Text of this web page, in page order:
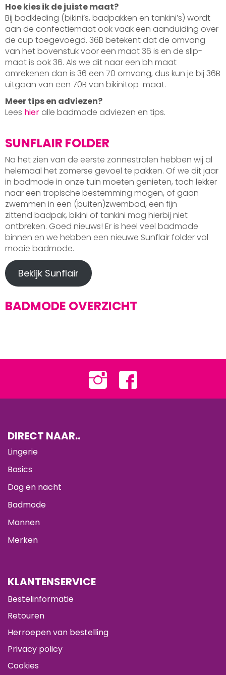
Hoe kies ik de juiste maat?
Bij badkleding (bikini’s, badpakken en tankini’s) wordt
aan de confectiemaat ook vaak een aanduiding over
de cup toegevoegd. 36B betekent dat de omvang
van het bovenstuk voor een maat 36 is en de slip-
maat is ook 36. Als we dit naar een bh maat
omrekenen dan is 36 een 70 omvang, dus kun je bij 36B
uitgaan van een 70B van bikinitop-maat.
Meer tips en adviezen?
Lees hier alle badmode adviezen en tips.
SUNFLAIR FOLDER
Na het zien van de eerste zonnestralen hebben wij al
helemaal het zomerse gevoel te pakken. Of we dit jaar
in badmode in onze tuin moeten genieten, toch lekker
naar een tropische bestemming mogen, of gaan
zwemmen in een (buiten)zwembad, een fijn
zittend badpak, bikini of tankini mag hierbij niet
ontbreken. Goed nieuws! Er is heel veel badmode
binnen en we hebben een nieuwe Sunflair folder vol
mooie badmode.
Bekijk Sunflair
BADMODE OVERZICHT
DIRECT NAAR..
Lingerie
Basics
Dag en nacht
Badmode
Mannen
Merken
KLANTENSERVICE
Bestelinformatie
Retouren
Herroepen van bestelling
Privacy policy
Cookies